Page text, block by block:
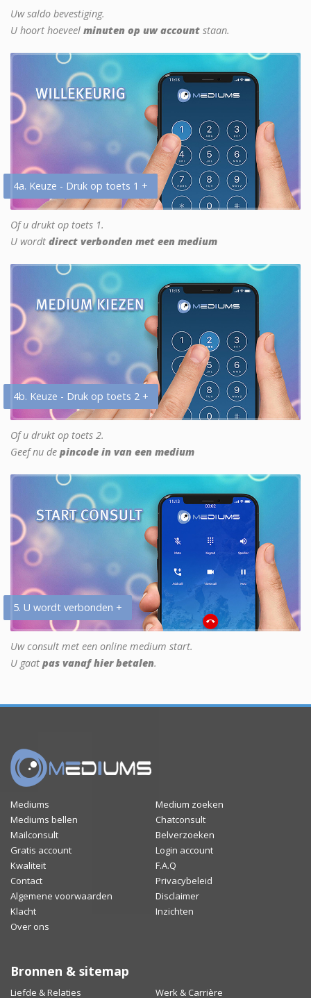
Uw saldo bevestiging.
U hoort hoeveel minuten op uw account staan.
4a. Keuze - Druk op toets 1 +
Of u drukt op toets 1.
U wordt direct verbonden met een medium
4b. Keuze - Druk op toets 2 +
Of u drukt op toets 2.
Geef nu de pincode in van een medium
5. U wordt verbonden +
Uw consult met een online medium start.
U gaat pas vanaf hier betalen.
Mediums
Medium zoeken
Mediums bellen
Chatconsult
Mailconsult
Belverzoeken
Gratis account
Login account
Kwaliteit
F.A.Q
Contact
Privacybeleid
Algemene voorwaarden
Disclaimer
Klacht
Inzichten
Over ons
Bronnen & sitemap
Liefde & Relaties Werk & Carrière